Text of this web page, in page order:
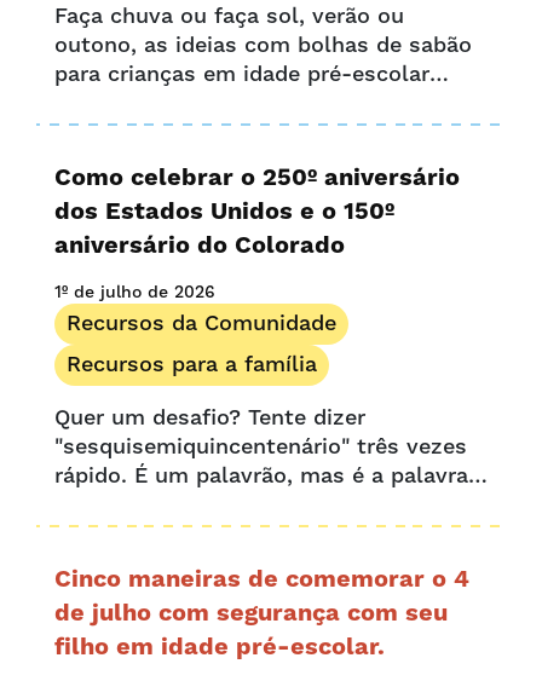
Faça chuva ou faça sol, verão ou
outono, as ideias com bolhas de sabão
para crianças em idade pré-escolar
ocasião, criando horas de diversão e
aprendizado sem fim. Para os pequenos
aprendizes e adultos, as bolhas de
sabão são uma delícia...
Como celebrar o 250º aniversário
dos Estados Unidos e o 150º
aniversário do Colorado
1º de julho de 2026
Recursos da Comunidade
Recursos para a família
Quer um desafio? Tente dizer
"sesquisemiquincentenário" três vezes
rápido. É um palavrão, mas é a palavra
conjunta do 150º e do 250º aniversário...
Cinco maneiras de comemorar o 4
de julho com segurança com seu
filho em idade pré-escolar.